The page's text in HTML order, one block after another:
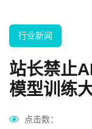
行业新闻
站长禁止
模型训练
点击数：